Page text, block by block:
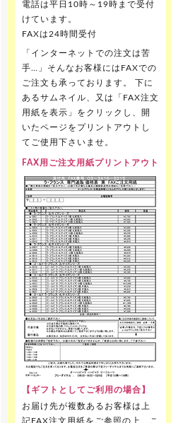
電話は平日10時～19時まで受付
けています。
FAXは24時間受付
「インターネットでの注文は苦
手…」そんなお客様にはFAXでの
ご注文も承っております。 下に
あるサムネイル、又は「FAX注文
用紙を表示」をクリックし、開
いたページをプリントアウトし
てご使用下さいませ。
FAX用ご注文用紙プリントアウト
【ギフトとしてご利用の場合】
お届け先が複数あるお客様は上
記FAX注文用紙をご参照の上、こ